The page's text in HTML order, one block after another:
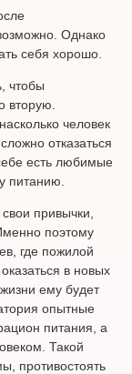
Однако
себя хорошо.
чтобы
вторую.
человек
отказаться
есть любимые
питанию.
привычки,
поэтому
где пожилой
в новых
ему будет
опытные
питания, а
Такой
противостоять